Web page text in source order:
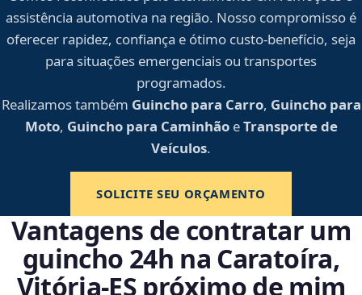
assistência automotiva na região. Nosso compromisso é
oferecer rapidez, confiança e ótimo custo-benefício, seja
para situações emergenciais ou transportes
programados.
Realizamos também Guincho para Carro, Guincho para
Moto, Guincho para CaminhãoeTransporte de
Veículos.
SOLICITE SEU ORÇAMENTO
Vantagens de contratar um
guincho 24h na Caratoíra,
Vitória‑ES próximo de mim